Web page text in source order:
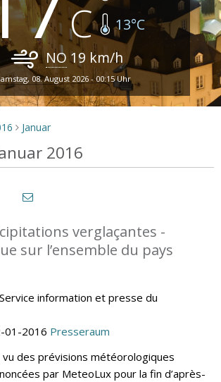
13°C
NO 19 km/h
08. August 2026 - 00:15 Uhr
> Januar
2016
verglaçantes -
sur l’ensemble du pays
information et presse du
01-2016 Presseraum
vu des prévisions météorologiques
par MeteoLux pour la fin d’après-